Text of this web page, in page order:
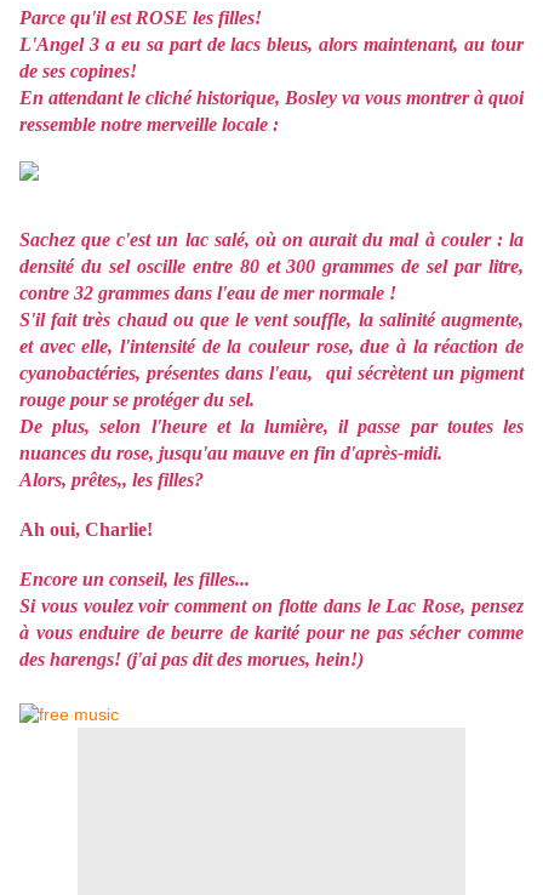
Parce qu'il est ROSE les filles!
L'Angel 3 a eu sa part de lacs bleus, alors maintenant, au tour
de ses copines!
En attendant le cliché historique, Bosley va vous montrer à quoi
ressemble notre merveille locale :
Sachez que c'est un lac salé, où on aurait du mal à couler : la
densité du sel oscille entre 80 et 300 grammes de sel par litre,
contre 32 grammes dans l'eau de mer normale !
S'il fait très chaud ou que le vent souffle, la salinité augmente,
et avec elle, l'intensité de la couleur rose, due à la réaction de
cyanobactéries, présentes dans l'eau, qui sécrètent un pigment
rouge pour se protéger du sel.
De plus, selon l'heure et la lumière, il passe par toutes les
nuances du rose, jusqu'au mauve en fin d'après-midi.
Alors, prêtes,, les filles?
Ah oui, Charlie!
Encore un conseil, les filles...
Si vous voulez voir comment on flotte dans le Lac Rose, pensez
à vous enduire de beurre de karité pour ne pas sécher comme
des harengs! (j'ai pas dit des morues, hein!)